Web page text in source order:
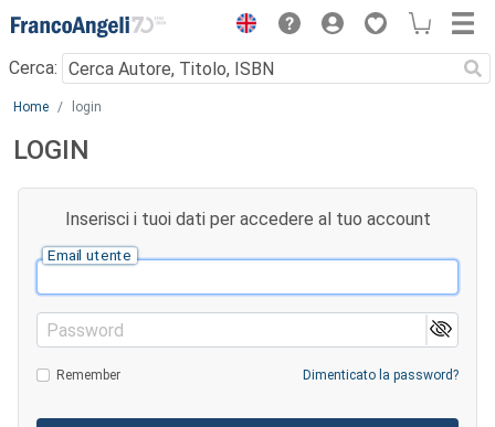
Menu
Cerca:
Main content
Home login
LOGIN
Inserisci i tuoi dati per accedere al tuo account
Email utente
Password
Remember Dimenticato la password?